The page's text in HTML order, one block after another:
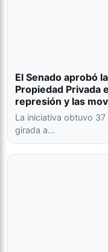
El Senado aprobó
Propiedad Privada
represión y las
La iniciativa obtuvo
girada a…